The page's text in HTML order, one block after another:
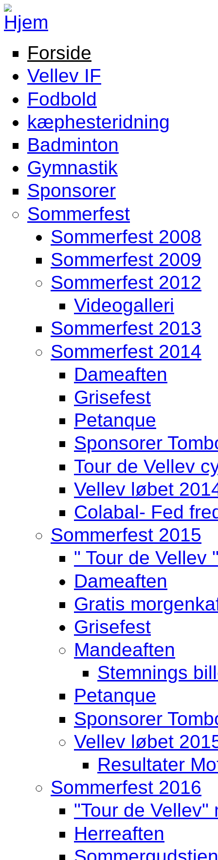
Gå til hovedindhold
Hovedmenu
Forside
Vellev IF
Fodbold
kæphesteridning
Badminton
Gymnastik
Sponsorer
Sommerfest
Sommerfest 2008
Sommerfest 2009
Sommerfest 2012
Videogalleri
Sommerfest 2013
Sommerfest 2014
Dameaften
Grisefest
Petanque
Sponsorer
Tour de Vellev
Vellev løbet
Colabal- Fed
Sommerfest 2015
" Tour de Vellev
Dameaften
Gratis
Grisefest
Mandeaften
Stemnings
Petanque
Sponsorer
Vellev løbet
Resultater
Sommerfest 2016
"Tour de
Herreaften